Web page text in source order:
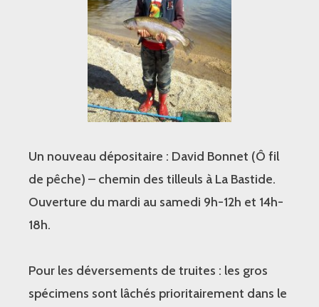
Un nouveau dépositaire : David Bonnet (Ô fil
de pêche) – chemin des tilleuls à La Bastide.
Ouverture du mardi au samedi 9h-12h et 14h-
18h.
Pour les déversements de truites : les gros
spécimens sont lâchés prioritairement dans le